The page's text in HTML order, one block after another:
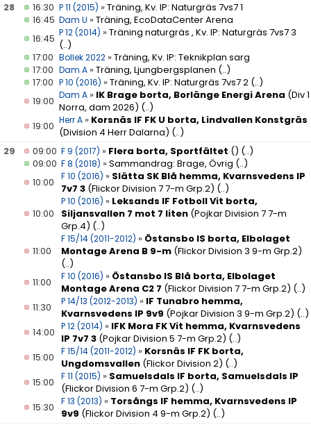
28
16:30 P 11 (2015) »Träning, Kv. IP: Naturgräs 7vs7 1
16:45 Dam U »Träning, EcoDataCenter Arena
16:45 P 12 (2014) »Träning naturgräs , Kv. IP: Naturgräs 7vs7 3
(..)
17:00 Bollek 2022 »Träning, Kv. IP: Teknikplan sarg
17:00 Dam A »Träning, Ljungbergsplanen (..)
17:00 P 10 (2016) »Träning, Kv. IP: Naturgräs 7vs7 2 (..)
19:00 Dam A » IK Brage borta, Borlänge Energi Arena (Div 1
Norra, dam 2026) (..)
19:00 Herr A » Korsnäs IF FK U borta, Lindvallen Konstgräs
(Division 4 Herr Dalarna) (..)
29
09:00 F 9 (2017) » Flera borta, Sportfältet () (..)
09:00 F 8 (2018) »Sammandrag: Brage, Övrig (..)
10:00
F 10 (2016) » Slätta SK Blå hemma, Kvarnsvedens IP
7v7 3 (Flickor Division 7 7-m Grp.2) (..)
10:00
P 10 (2016) » Leksands IF Fotboll Vit borta,
Siljansvallen 7 mot 7 liten (Pojkar Division 7 7-m
Grp.4) (..)
11:00
F 15/14 (2011-2012) » Östansbo IS borta, Elbolaget
Montage Arena B 9-m (Flickor Division 3 9-m Grp.2)
(..)
11:00
F 10 (2016) » Östansbo IS Blå borta, Elbolaget
Montage Arena C2 7 (Flickor Division 7 7-m Grp.2) (..)
11:30
P 14/13 (2012-2013) » IF Tunabro hemma,
Kvarnsvedens IP 9v9 (Pojkar Division 3 9-m Grp.2) (..)
14:00 P 12 (2014) » IFK Mora FK Vit hemma, Kvarnsvedens
IP 7v7 3 (Pojkar Division 5 7-m Grp.2) (..)
15:00
F 15/14 (2011-2012) » Korsnäs IF FK borta,
Ungdomsvallen (Flickor Division 2) (..)
15:00
F 11 (2015) » Samuelsdals IF borta, Samuelsdals IP
(Flickor Division 6 7-m Grp.2) (..)
15:30
F 13 (2013) » Torsångs IF hemma, Kvarnsvedens IP
9v9 (Flickor Division 4 9-m Grp.2) (..)